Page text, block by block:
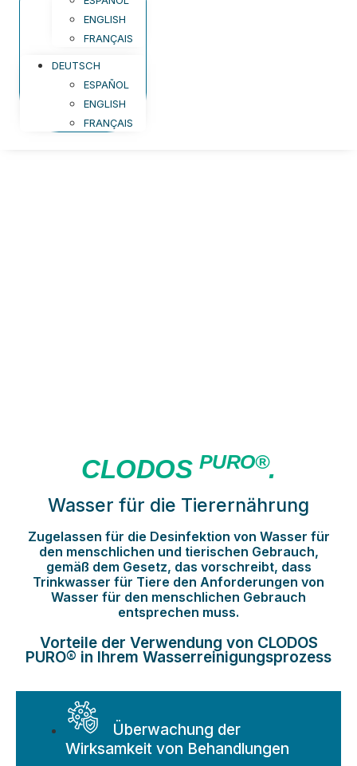
ENGLISH
FRANÇAIS
DEUTSCH
ESPAÑOL
ENGLISH
FRANÇAIS
CLODOS PURO®.
Wasser für die Tierernährung
Zugelassen für die Desinfektion von Wasser für
den menschlichen und tierischen Gebrauch,
gemäß dem Gesetz, das vorschreibt, dass
Trinkwasser für Tiere den Anforderungen von
Wasser für den menschlichen Gebrauch
entsprechen muss.
Vorteile der Verwendung von CLODOS
PURO® in Ihrem Wasserreinigungsprozess
Überwachung der
Wirksamkeit von Behandlungen